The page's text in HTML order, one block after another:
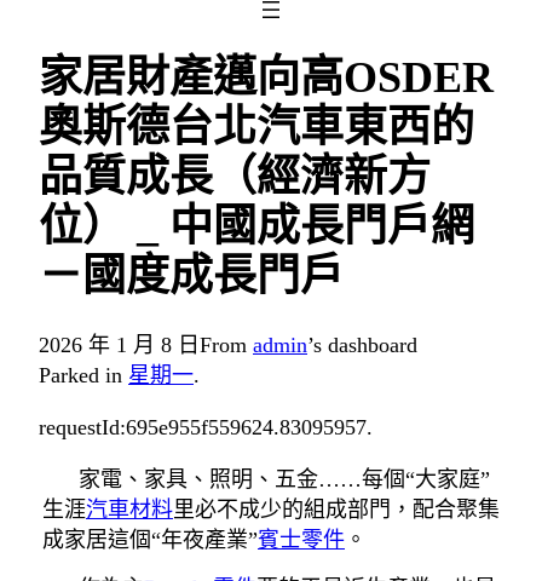
家居財產邁向高OSDER
奧斯德台北汽車東西的
品質成長（經濟新方
位） _ 中國成長門戶網
－國度成長門戶
2026 年 1 月 8 日 From admin’s dashboard
Parked in 星期一.
requestId:695e955f559624.83095957.
家電、家具、照明、五金……每個“大家庭”
生涯汽車材料里必不成少的組成部門，配合聚集
成家居這個“年夜產業”賓士零件 。